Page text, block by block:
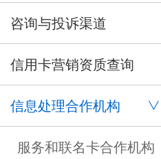
咨询与投诉渠道
信用卡营销资质查询
信息处理合作机构
服务和联名卡合作机构